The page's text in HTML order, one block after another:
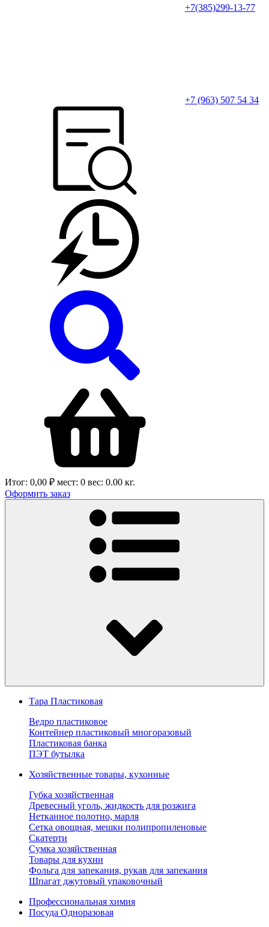
+7(385)299-13-77
+7 (963) 507 54 34
Итог: 0,00 ₽ мест: 0 вес: 0.00 кг.
Оформить заказ
Тара Пластиковая
Ведро пластиковое
Контейнер пластиковый многоразовый
Пластиковая банка
ПЭТ бутылка
Хозяйственные товары, кухонные
Губка хозяйственная
Древесный уголь, жидкость для розжига
Нетканное полотно, марля
Сетка овощная, мешки полипропиленовые
Скатерти
Сумка хозяйственная
Товары для кухни
Фольга для запекания, рукав для запекания
Шпагат джутовый упаковочный
Профессиональная химия
Посуда Одноразовая